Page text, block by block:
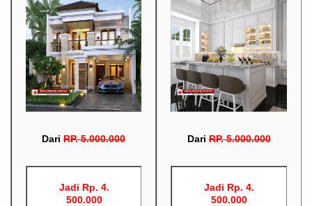
Dari RP.5.000.000
Jadi Rp. 4.
500.000
DariRP.5.000.000
Jadi Rp. 4.
500.000